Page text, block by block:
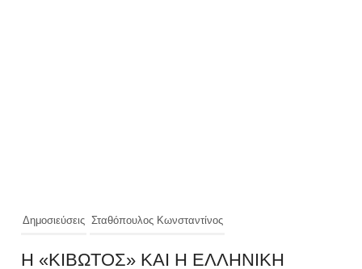
Δημοσιεύσεις Σταθόπουλος Κωνσταντίνος
Η «ΚΙΒΩΤΟΣ» ΚΑΙ Η ΕΛΛΗΝΙΚΗ